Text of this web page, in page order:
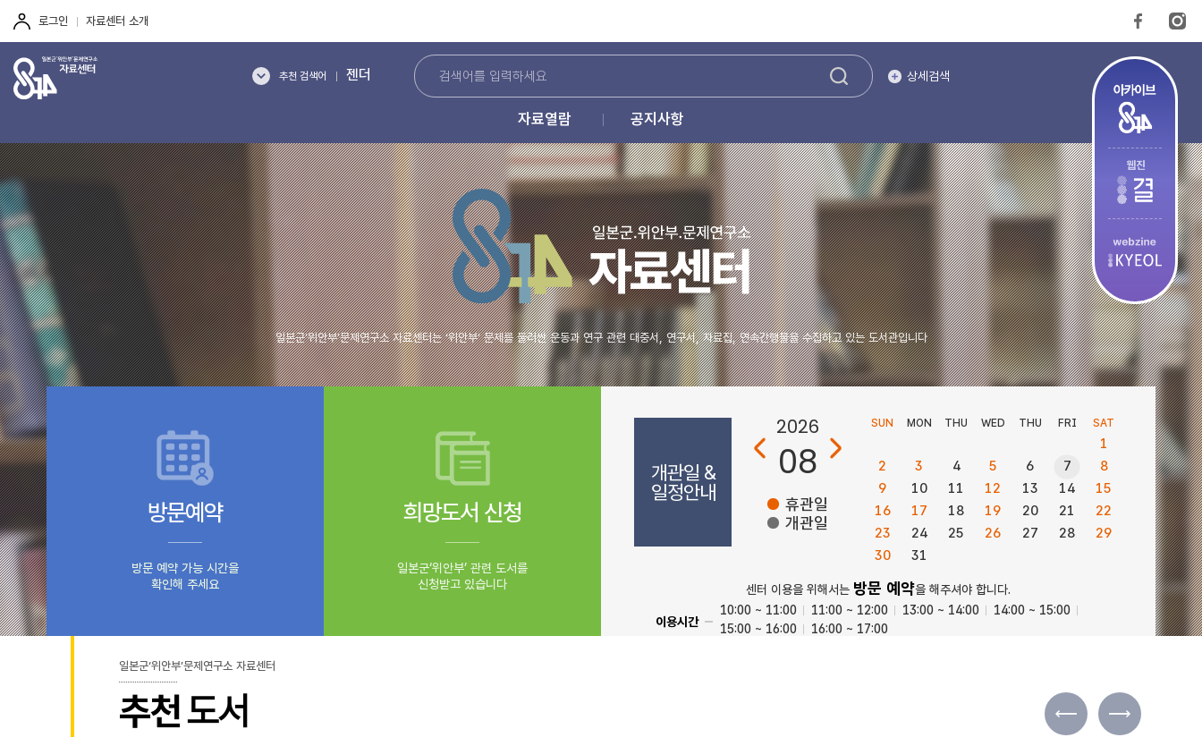
로그인 자료센터 소개
추천 검색어
젠더
여성인권
역사갈등
상세검색
자료열람 공지사항
일본군‘위안부’문제연구소 자료센터는 ‘위안부’ 문제를 둘러싼 운동과 연구 관련 대중서, 연구서, 자료집, 연속간행물을 수집하고 있는 도서관입니다
방문예약
방문 예약 가능 시간을
확인해 주세요
희망도서 신청
일본군‘위안부’ 관련 도서를
신청받고 있습니다
개관일 &
일정안내
2026
08
휴관일
개관일
SUN MON THU WED THU FRI SAT
1
2
3 4 5 6 7
8
9
10 11 12 13 14
15
16
17 18 19 20 21
22
23
24 25 26 27 28
29
30
31
센터 이용을 위해서는 방문 예약을 해주셔야 합니다.
이용시간
10:00 ~ 11:00 11:00 ~ 12:00 13:00 ~ 14:00
14:00 ~ 15:00
15:00 ~ 16:00
16:00 ~ 17:00
일본군‘위안부’문제연구소 자료센터
추천도서